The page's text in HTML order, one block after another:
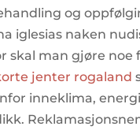
og
iglesias naken
skal man gjøre
jenter rogaland
inneklima,